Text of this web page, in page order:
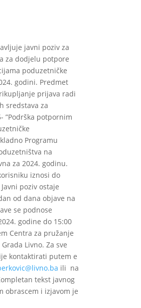
javni poziv za
za dodjelu potpore
poduzetničke
godini. Predmet
prijava radi
sredstava za
”Podrška potpornim
Programu
na
za 2024. godinu.
iznosi do
poziv ostaje
od dana objave na
se podnose
godine do 15:00
Centra za pružanje
Livno. Za sve
kontaktirati putem e
ili na
tekst javnog
obrascem i izjavom je